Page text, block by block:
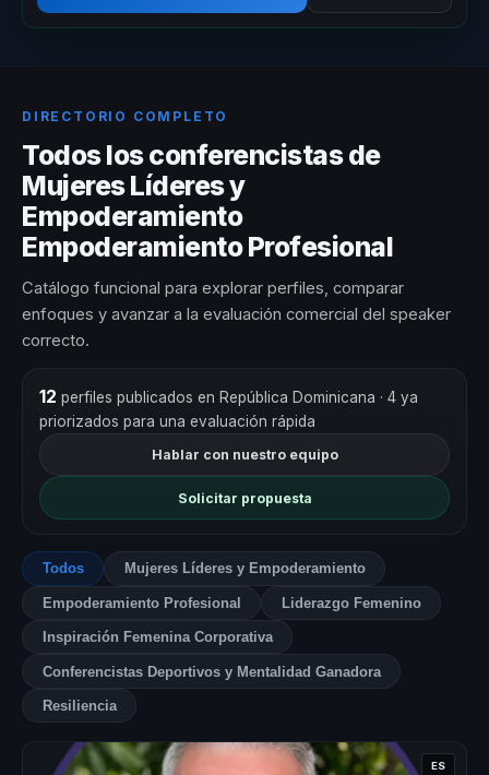
DIRECTORIO COMPLETO
Todos los conferencistas de
Mujeres Líderes y
Empoderamiento
Empoderamiento Profesional
Catálogo funcional para explorar perfiles, comparar
enfoques y avanzar a la evaluación comercial del speaker
correcto.
12 perfiles publicados en República Dominicana · 4 ya
priorizados para una evaluación rápida
Hablar con nuestro equipo
Solicitar propuesta
Todos Mujeres Líderes y Empoderamiento
Empoderamiento Profesional Liderazgo Femenino
Inspiración Femenina Corporativa
Conferencistas Deportivos y Mentalidad Ganadora
Resiliencia
ES